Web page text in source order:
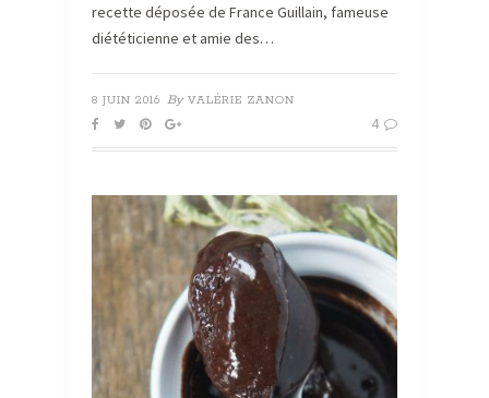
recette déposée de France Guillain, fameuse
diététicienne et amie des…
8 JUIN 2016 By VALÉRIE ZANON
4